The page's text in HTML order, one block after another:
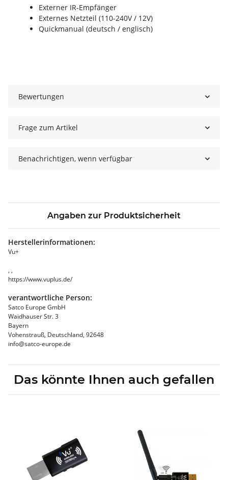
Externer IR-Empfänger
Externes Netzteil (110-240V / 12V)
Quickmanual (deutsch / englisch)
Bewertungen
Frage zum Artikel
Benachrichtigen, wenn verfügbar
Angaben zur Produktsicherheit
Herstellerinformationen:
Vu+
, ,
https://www.vuplus.de/
verantwortliche Person:
Satco Europe GmbH
Waidhauser Str. 3
Bayern
Vohenstrauß, Deutschland, 92648
info@satco-europe.de
Das könnte Ihnen auch gefallen